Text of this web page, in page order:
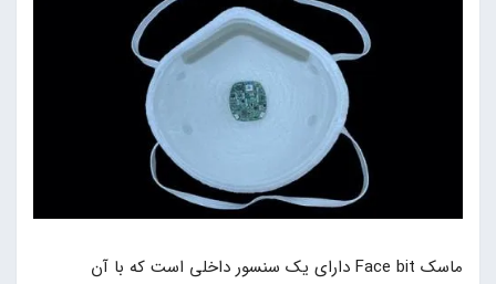
ماسک Face bit دارای یک سنسور داخلی است که با آن